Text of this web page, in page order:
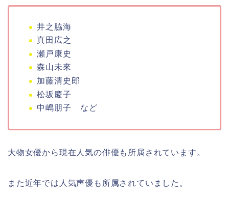
井之脇海
真田広之
瀬戸康史
森山未來
加藤清史郎
松坂慶子
中嶋朋子 など
大物女優から現在人気の俳優も所属されています。
また近年では人気声優も所属されていました。